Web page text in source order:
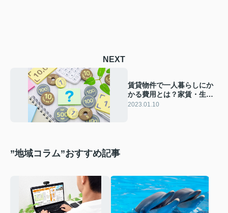
NEXT
賃貸物件で一人暮らしにか
かる費用とは？家賃・生活
費・貯金についてご紹介
2023.01.10
”地域コラム”おすすめ記事